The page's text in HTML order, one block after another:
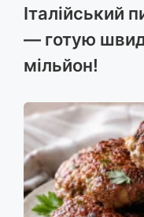
Італійський
— готую
мільйон!